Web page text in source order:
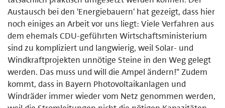
Austausch bei den 'Energiebauern' hat gezeigt, dass hier
noch einiges an Arbeit vor uns liegt: Viele Verfahren aus
dem ehemals CDU-geführten Wirtschaftsministerium
sind zu kompliziert und langwierig, weil Solar- und
Windkraftprojekten unnötige Steine in den Weg gelegt
werden. Das muss und will die Ampel ändern!" Zudem
kommt, dass in Bayern Photovoltaikanlagen und
Windräder immer wieder vom Netz genommen werden,